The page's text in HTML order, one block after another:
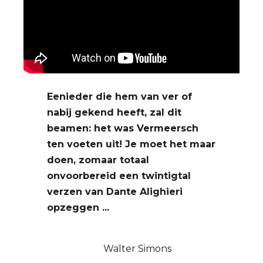
Eenieder die hem van ver of
nabij gekend heeft, zal dit
beamen: het was Vermeersch
ten voeten uit! Je moet het maar
doen, zomaar totaal
onvoorbereid een twintigtal
verzen van Dante Alighieri
opzeggen ...
Walter Simons